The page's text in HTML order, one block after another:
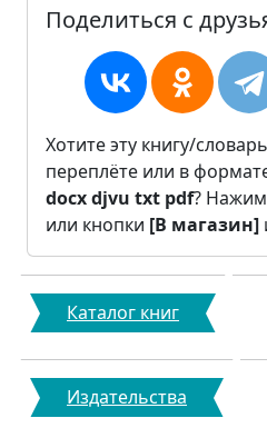
Поделиться с
Хотите эту книгу/
переплёте или в
docxdjvu txt pdf?
или кнопки [В магазин]
Каталог книг
Издательства